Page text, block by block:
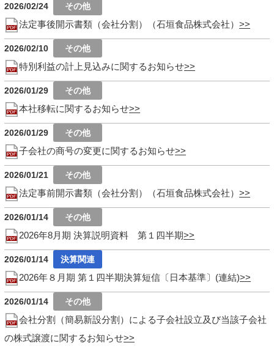
2026/02/24
法定事後開示書類（会社分割）（石垣食品株式会社）
2026/02/10
特別利益の計上見込みに関するお知らせ
2026/01/29
本社移転に関するお知らせ
2026/01/29
子会社の商号の変更に関するお知らせ
2026/01/21
法定事前開示書類（会社分割）（石垣食品株式会社）
2026/01/14
2026年8月期 決算説明資料 第１四半期
2026/01/14
2026年８月期 第１四半期決算短信〔日本基準〕(連結)
2026/01/14
会社分割（簡易新設分割）による子会社設立及び当該子会社
の株式譲渡に関するお知らせ